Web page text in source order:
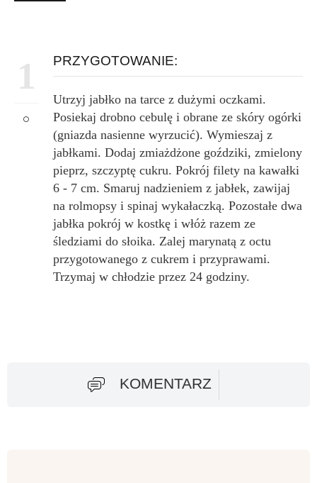
1 PRZYGOTOWANIE:
Utrzyj jabłko na tarce z dużymi oczkami.
Posiekaj drobno cebulę i obrane ze skóry ogórki
(gniazda nasienne wyrzucić). Wymieszaj z
jabłkami. Dodaj zmiażdżone goździki, zmielony
pieprz, szczyptę cukru. Pokrój filety na kawałki
6 - 7 cm. Smaruj nadzieniem z jabłek, zawijaj
na rolmopsy i spinaj wykałaczką. Pozostałe dwa
jabłka pokrój w kostkę i włóż razem ze
śledziami do słoika. Zalej marynatą z octu
przygotowanego z cukrem i przyprawami.
Trzymaj w chłodzie przez 24 godziny.
KOMENTARZ